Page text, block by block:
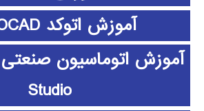
آموزش اتوکد AUTOCAD
Studio